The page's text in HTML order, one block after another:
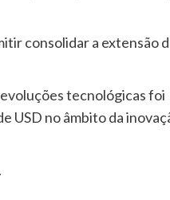
consolidar a extensão
tecnológicas foi
USD no âmbito da